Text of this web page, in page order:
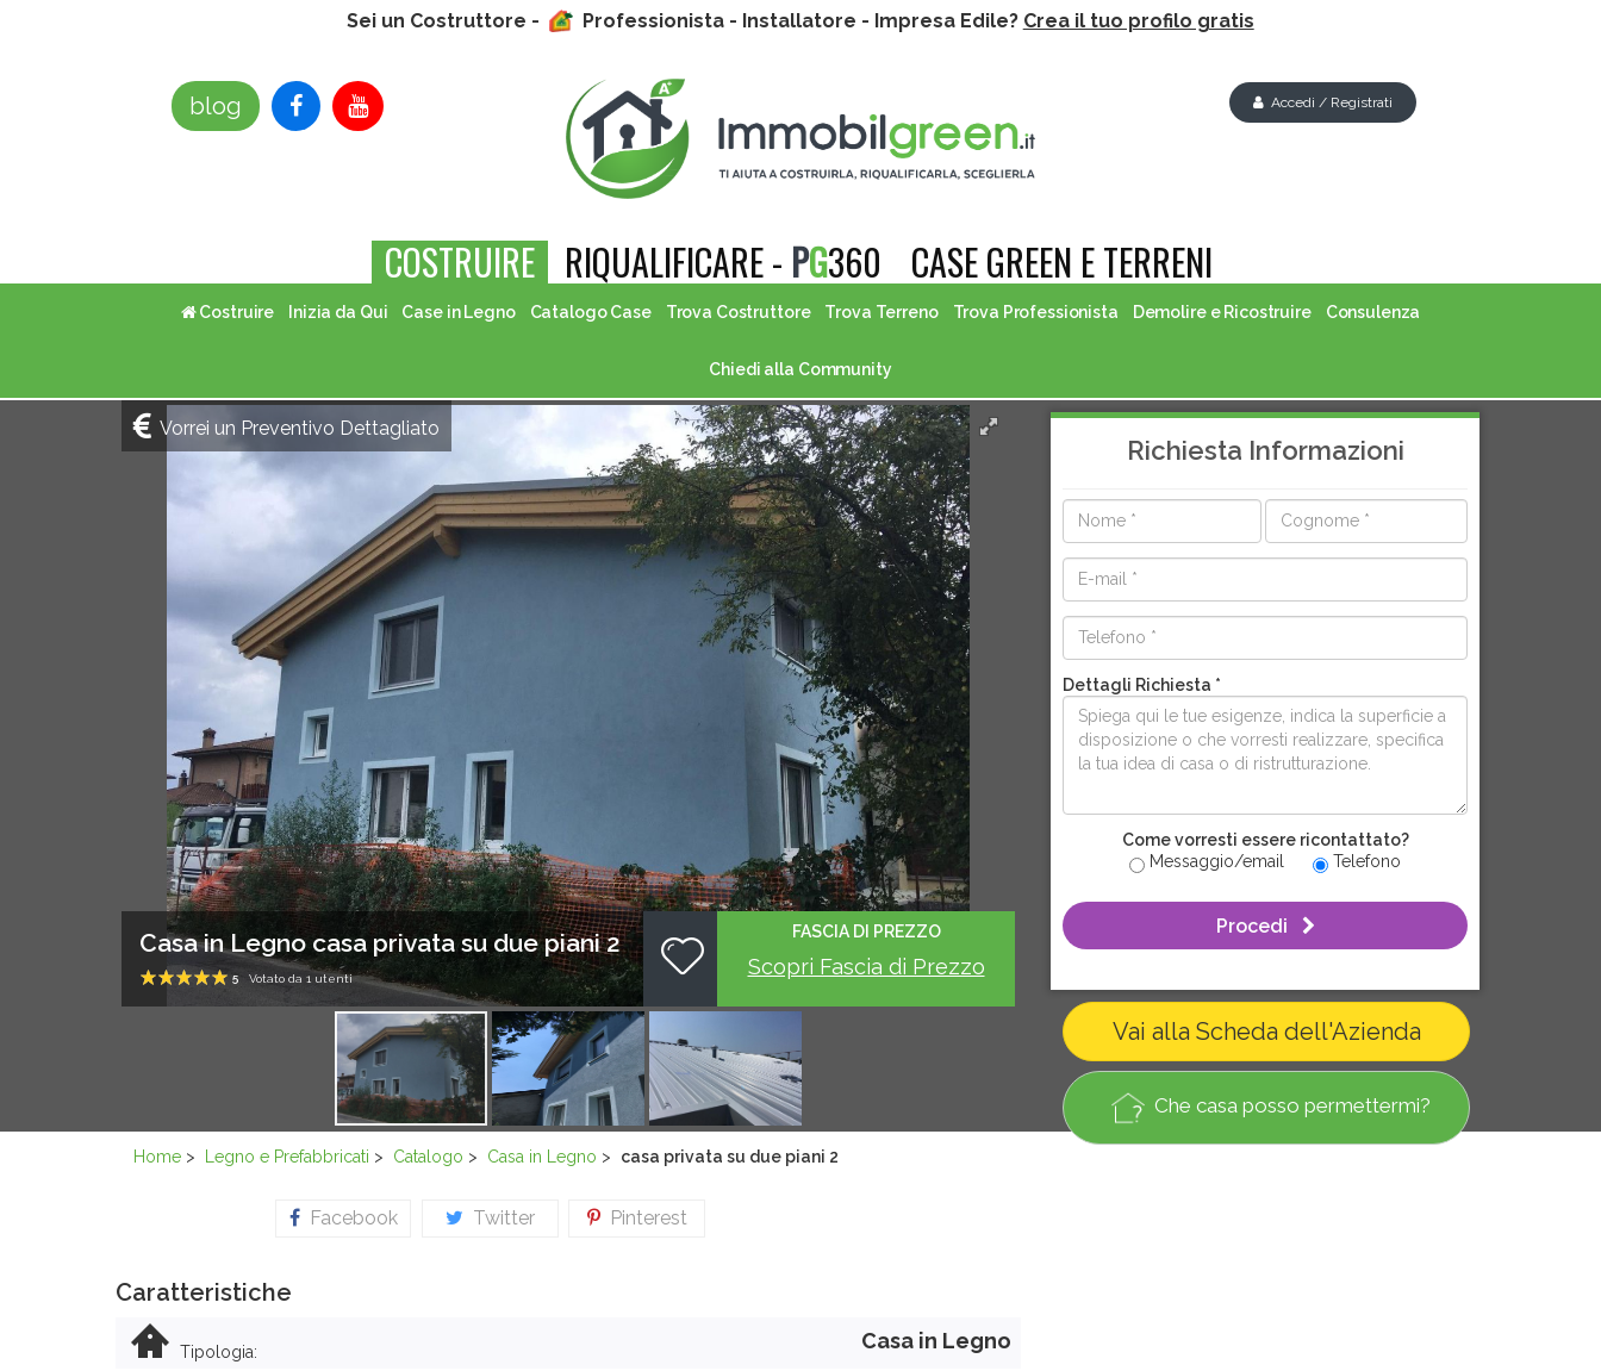
Sei un Costruttore - Professionista - Installatore - Impresa Edile? Crea il tuo profilo gratis
blog Accedi / Registrati
COSTRUIRE RIQUALIFICARE - PG360 CASE GREEN E TERRENI
Costruire Inizia da Qui Case in Legno Catalogo Case Trova Costruttore Trova Terreno Trova Professionista Demolire e Ricostruire Consulenza
Chiedi alla Community
Casa in Legno casa privata su due piani 2
5 Votato da 1 utenti
FASCIA DI PREZZO
Scopri Fascia di Prezzo
Vorrei un Preventivo Dettagliato
Richiesta Informazioni
Dettagli Richiesta *
Come vorresti essere ricontattato?
Messaggio/email
Telefono
Procedi
Che casa posso permettermi?
Vai alla Scheda dell'Azienda
Home > Legno e Prefabbricati > Catalogo > Casa in Legno > casa privata su due piani 2
Facebook Twitter Pinterest
Caratteristiche
Tipologia: Casa in Legno